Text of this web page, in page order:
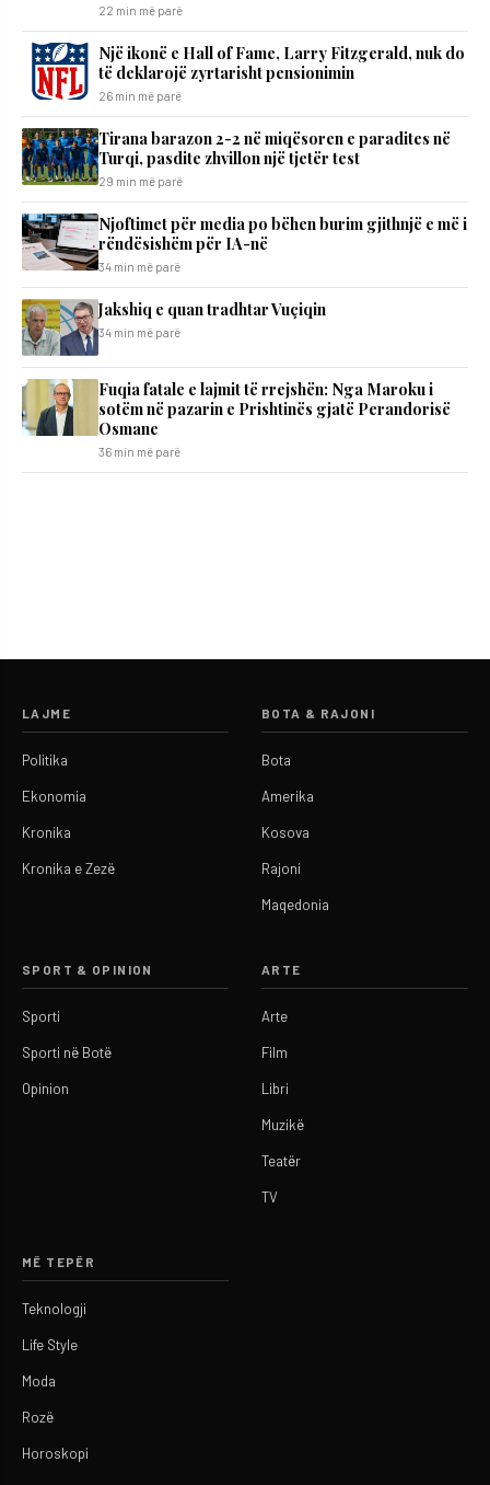
22 min më parë
Një ikonë e Hall of Fame, Larry Fitzgerald, nuk do
të deklarojë zyrtarisht pensionimin
26 min më parë
Tirana barazon 2-2 në miqësoren e paradites në
Turqi, pasdite zhvillon një tjetër test
29 min më parë
Njoftimet për media po bëhen burim gjithnjë e më i
rëndësishëm për IA-në
34 min më parë
Jakshiq e quan tradhtar Vuçiqin
34 min më parë
Fuqia fatale e lajmit të rrejshën: Nga Maroku i
sotëm në pazarin e Prishtinës gjatë Perandorisë
Osmane
36 min më parë
LAJME
Politika
Ekonomia
Kronika
Kronika e Zezë
BOTA & RAJONI
Bota
Amerika
Kosova
Rajoni
Maqedonia
SPORT & OPINION
Sporti
Sporti në Botë
Opinion
ARTE
Arte
Film
Libri
Muzikë
Teatër
TV
MË TEPËR
Teknologji
Life Style
Moda
Rozë
Horoskopi